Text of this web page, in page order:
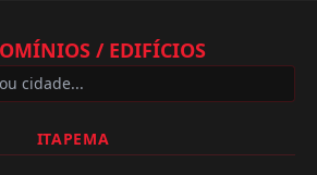
/ EDIFÍCIOS
ITAPEMA